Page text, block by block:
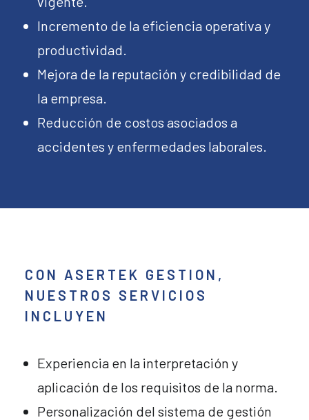
Incremento de la eficiencia operativa y
productividad.
Mejora de la reputación y credibilidad de
la empresa.
Reducción de costos asociados a
accidentes y enfermedades laborales.
CON ASERTEK GESTION,
NUESTROS SERVICIOS
INCLUYEN
Experiencia en la interpretación y
aplicación de los requisitos de la norma.
Personalización del sistema de gestión